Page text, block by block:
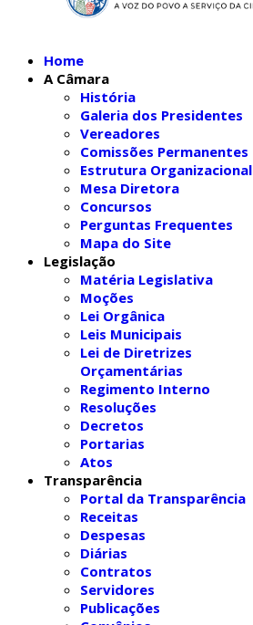
Home
A Câmara
História
Galeria dos Presidentes
Vereadores
Comissões Permanentes
Estrutura Organizacional
Mesa Diretora
Concursos
Perguntas Frequentes
Mapa do Site
Legislação
Matéria Legislativa
Moções
Lei Orgânica
Leis Municipais
Lei de Diretrizes
Orçamentárias
Regimento Interno
Resoluções
Decretos
Portarias
Atos
Transparência
Portal da Transparência
Receitas
Despesas
Diárias
Contratos
Servidores
Publicações